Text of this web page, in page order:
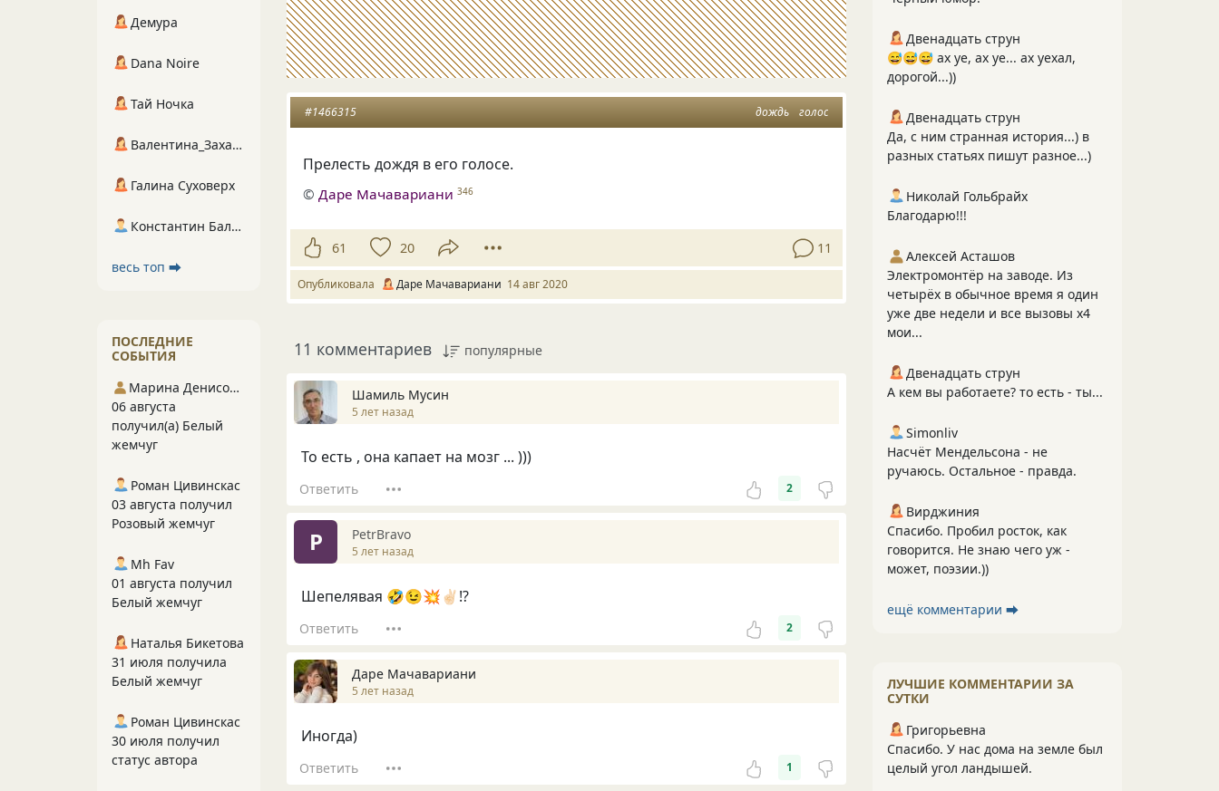
дождь голос
#1466315
Прелесть дождя в его голосе.
© Даре Мачавариани 346
61 20 11
Опубликовала Даре Мачавариани 14 авг 2020
11 комментариев популярные
Шамиль Мусин
5 лет назад
То есть , она капает на мозг ... )))
Ответить 2
P PetrBravo
5 лет назад
Шепелявая 🤣😉💥✌🏻⁉️
Ответить 2
Даре Мачавариани
5 лет назад
Иногда)
Ответить 1
Двенадцать струн
😅😅😅 ах уе, ах уе... ах уехал,
дорогой...))
Двенадцать струн
Да, с ним странная история...) в
разных статьях пишут разное...)
Николай Гольбрайх
Благодарю!!!
Алексей Асташов
Электромонтёр на заводе. Из
четырёх в обычное время я один
уже две недели и все вызовы х4
мои...
Двенадцать струн
А кем вы работаете? то есть - ты...
Simonliv
Насчёт Мендельсона - не
ручаюсь. Остальное - правда.
Вирджиния
Спасибо. Пробил росток, как
говорится. Не знаю чего уж -
может, поэзии.))
ещё комментарии ⮕
ЛУЧШИЕ КОММЕНТАРИИ ЗА
СУТКИ
Григорьевна
Спасибо. У нас дома на земле был
целый угол ландышей.
Демура
Dana Noire
Тай Ночка
Валентина_Захарова
Галина Суховерх
Константин Балухта
весь топ ⮕
ПОСЛЕДНИЕ
СОБЫТИЯ
Марина Денисова 5
06 августа
получил(а) Белый
жемчуг
Роман Цивинскас
03 августа получил
Розовый жемчуг
Mh Fav
01 августа получил
Белый жемчуг
Наталья Бикетова
31 июля получила
Белый жемчуг
Роман Цивинскас
30 июля получил
статус автора